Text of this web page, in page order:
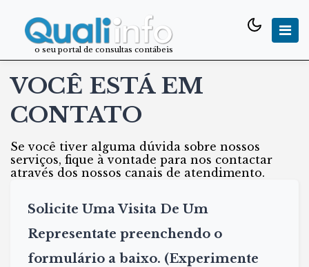
o seu portal de consultas contábeis
VOCÊ ESTÁ EM
CONTATO
Se você tiver alguma dúvida sobre nossos
serviços, fique à vontade para nos contactar
através dos nossos canais de atendimento.
Solicite Uma Visita De Um
Representate preenchendo o
formulário a baixo. (Experimente